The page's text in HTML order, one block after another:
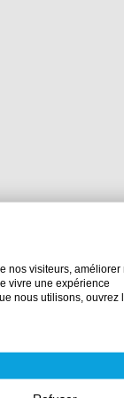
nos visiteurs, améliorer
vivre une expérience
nous utilisons, ouvrez